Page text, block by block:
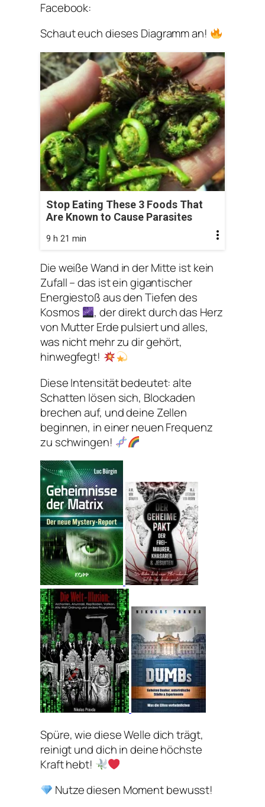
Facebook:
Schaut euch dieses Diagramm an!
Stop Eating These 3 Foods That
Are Known to Cause Parasites
9 h 21 min
Die weiße Wand in der Mitte ist kein
Zufall – das ist ein gigantischer
Energiestoß aus den Tiefen des
Kosmos
, der direkt durch das Herz
von Mutter Erde pulsiert und alles,
was nicht mehr zu dir gehört,
hinwegfegt!
Diese Intensität bedeutet: alte
Schatten lösen sich, Blockaden
brechen auf, und deine Zellen
beginnen, in einer neuen Frequenz
zu schwingen!
Spüre, wie diese Welle dich trägt,
reinigt und dich in deine höchste
Kraft hebt!
Nutze diesen Moment bewusst!